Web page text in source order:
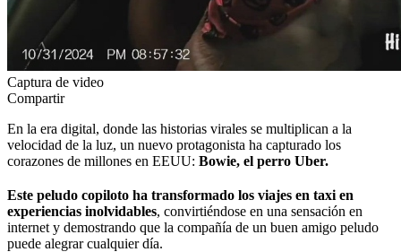
Captura de video
Compartir
En la era digital, donde las historias virales se multiplican a la
velocidad de la luz, un nuevo protagonista ha capturado los
corazones de millones en EEUU: Bowie, el perro Uber.
Este peludo copiloto ha transformado los viajes en taxi en
experiencias inolvidables, convirtiéndose en una sensación en
internet y demostrando que la compañía de un buen amigo peludo
puede alegrar cualquier día.